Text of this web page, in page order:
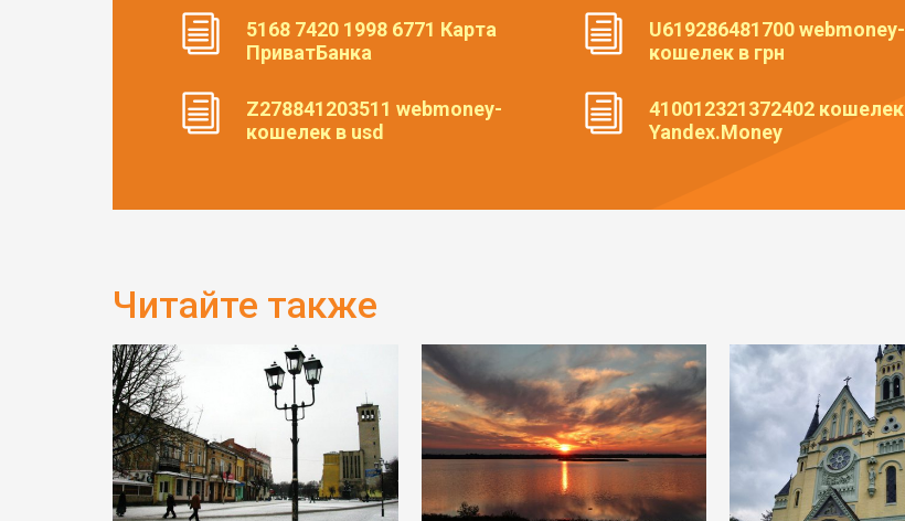
5168 7420 1998 6771 Карта
ПриватБанка
U619286481700 webmoney-
кошелек в грн
Z278841203511 webmoney-
кошелек в usd
410012321372402 кошелек
Yandex.Money
Читайте также